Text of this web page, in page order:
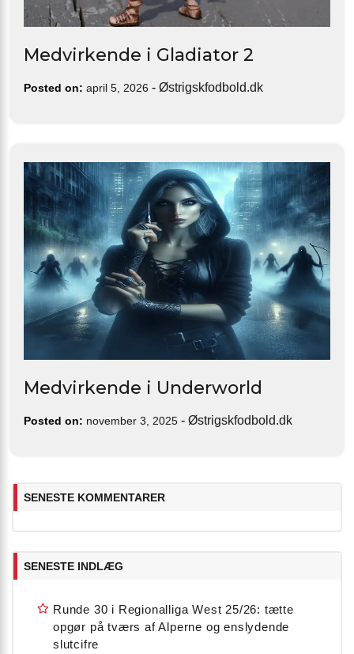
Medvirkende i Gladiator 2
Posted on: april 5, 2026 - Østrigskfodbold.dk
Medvirkende i Underworld
Posted on: november 3, 2025 - Østrigskfodbold.dk
SENESTE KOMMENTARER
SENESTE INDLÆG
Runde 30 i Regionalliga West 25/26: tætte
opgør på tværs af Alperne og enslydende
slutcifre